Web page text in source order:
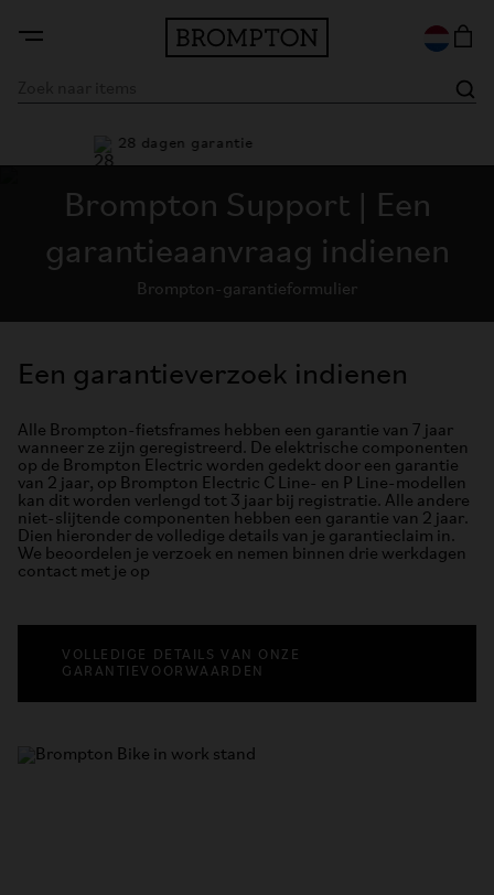
28 dagen garantie
Brompton Support | Een
garantieaanvraag indienen
Brompton-garantieformulier
Een garantieverzoek indienen
Alle Brompton-fietsframes hebben een garantie van 7 jaar
wanneer ze zijn geregistreerd. De elektrische componenten
op de Brompton Electric worden gedekt door een garantie
van 2 jaar, op Brompton Electric C Line- en P Line-modellen
kan dit worden verlengd tot 3 jaar bij registratie. Alle andere
niet-slijtende componenten hebben een garantie van 2 jaar.
Dien hieronder de volledige details van je garantieclaim in.
We beoordelen je verzoek en nemen binnen drie werkdagen
contact met je op
VOLLEDIGE DETAILS VAN ONZE
GARANTIEVOORWAARDEN